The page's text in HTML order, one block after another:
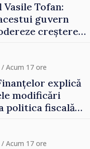
Tofan:
guvern
creșterea
/ Acum 17 ore
explică
modificări
politica fiscală
/ Acum 17 ore